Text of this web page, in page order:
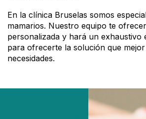
En la clínica Bruselas somos
mamarios. Nuestro equipo te
personalizada y hará un exhaustivo
para ofrecerte la solución que
necesidades.